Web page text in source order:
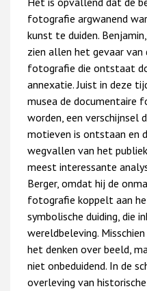
fotografie argwanend
kunst te duiden.
zien allen het gevaar van
fotografie die ontstaat
annexatie. Juist in deze
musea de documentaire
worden, een verschijnsel
motieven is ontstaan en
wegvallen van het
meest interessante
Berger, omdat hij de
fotografie koppelt aan
symbolische duiding, die
wereldbeleving.
het denken over beeld,
niet onbeduidend. In de
overleving van